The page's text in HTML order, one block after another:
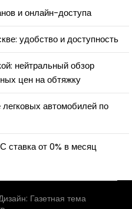
и онлайн-доступа
удобство и доступность
нейтральный обзор
цен на обтяжку
автомобилей по
ставка от 0% в месяц
Газетная тема